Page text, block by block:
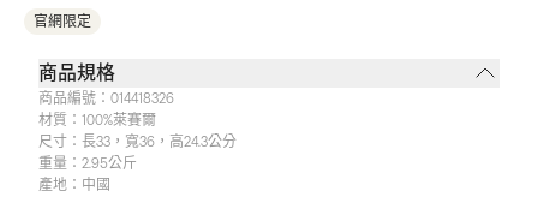
官網限定
商品規格
商品編號： 014418326
材質： 100%萊賽爾
尺寸： 長33，寬36，高24.3公分
重量： 2.95公斤
產地： 中國